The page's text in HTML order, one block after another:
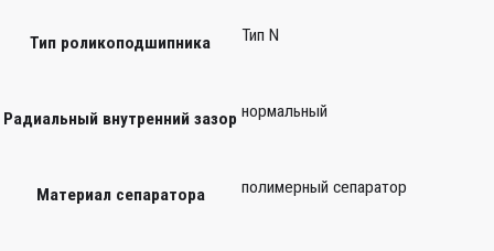
Тип роликоподшипника Тип N
Радиальный внутренний зазор нормальный
Материал сепаратора полимерный сепаратор